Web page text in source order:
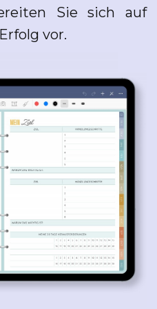
Sie sich auf
vor.